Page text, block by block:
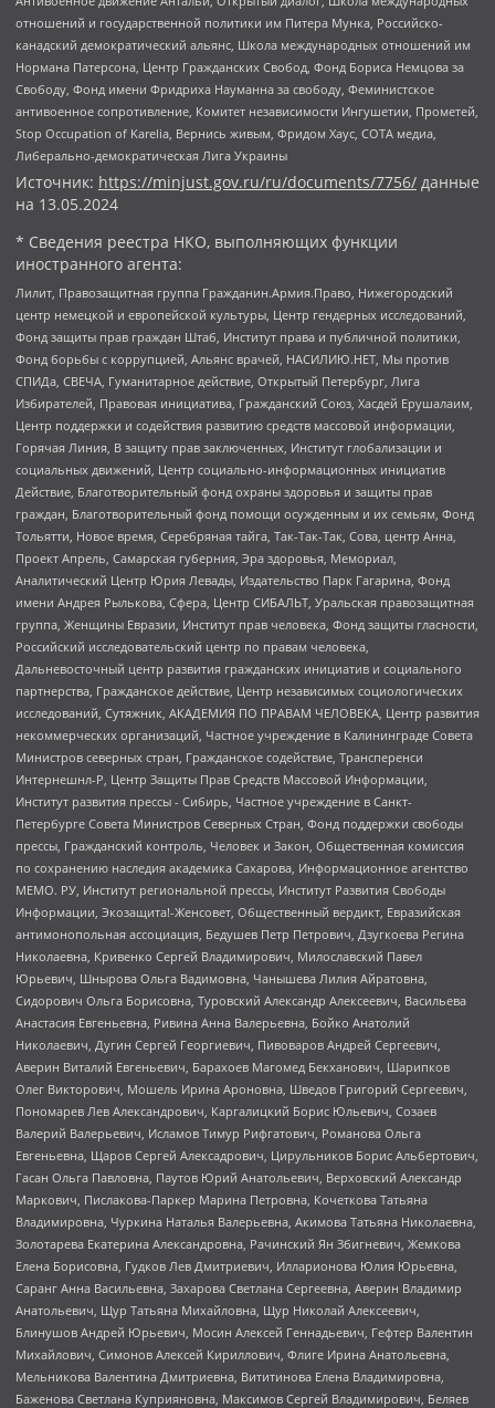
отношений и государственной политики им Питера Мунка, Российско-
канадский демократический альянс, Школа международных отношений им
Нормана Патерсона, Центр Гражданских Свобод, Фонд Бориса Немцова за
Свободу, Фонд имени Фридриха Науманна за свободу, Феминистское
антивоенное сопротивление, Комитет независимости Ингушетии, Прометей,
Stop Occupation of Karelia, Вернись живым, Фридом Хаус, СОТА медиа,
Либерально-демократическая Лига Украины
Источник: https://minjust.gov.ru/ru/documents/7756/ данные
на 13.05.2024
* Сведения реестра НКО, выполняющих функции
иностранного агента:
Лилит, Правозащитная группа Гражданин.Армия.Право, Нижегородский
центр немецкой и европейской культуры, Центр гендерных исследований,
Фонд защиты прав граждан Штаб, Институт права и публичной политики,
Фонд борьбы с коррупцией, Альянс врачей, НАСИЛИЮ.НЕТ, Мы против
СПИДа, СВЕЧА, Гуманитарное действие, Открытый Петербург, Лига
Избирателей, Правовая инициатива, Гражданский Союз, Хасдей Ерушалаим,
Центр поддержки и содействия развитию средств массовой информации,
Горячая Линия, В защиту прав заключенных, Институт глобализации и
социальных движений, Центр социально-информационных инициатив
Действие, Благотворительный фонд охраны здоровья и защиты прав
граждан, Благотворительный фонд помощи осужденным и их семьям, Фонд
Тольятти, Новое время, Серебряная тайга, Так-Так-Так, Сова, центр Анна,
Проект Апрель, Самарская губерния, Эра здоровья, Мемориал,
Аналитический Центр Юрия Левады, Издательство Парк Гагарина, Фонд
имени Андрея Рылькова, Сфера, Центр СИБАЛЬТ, Уральская правозащитная
группа, Женщины Евразии, Институт прав человека, Фонд защиты гласности,
Российский исследовательский центр по правам человека,
Дальневосточный центр развития гражданских инициатив и социального
партнерства, Гражданское действие, Центр независимых социологических
исследований, Сутяжник, АКАДЕМИЯ ПО ПРАВАМ ЧЕЛОВЕКА, Центр развития
некоммерческих организаций, Частное учреждение в Калининграде Совета
Министров северных стран, Гражданское содействие, Трансперенси
Интернешнл-Р, Центр Защиты Прав Средств Массовой Информации,
Институт развития прессы - Сибирь, Частное учреждение в Санкт-
Петербурге Совета Министров Северных Стран, Фонд поддержки свободы
прессы, Гражданский контроль, Человек и Закон, Общественная комиссия
по сохранению наследия академика Сахарова, Информационное агентство
МЕМО. РУ, Институт региональной прессы, Институт Развития Свободы
Информации, Экозащита!-Женсовет, Общественный вердикт, Евразийская
антимонопольная ассоциация, Бедушев Петр Петрович, Дзугкоева Регина
Николаевна, Кривенко Сергей Владимирович, Милославский Павел
Юрьевич, Шнырова Ольга Вадимовна, Чанышева Лилия Айратовна,
Сидорович Ольга Борисовна, Туровский Александр Алексеевич, Васильева
Анастасия Евгеньевна, Ривина Анна Валерьевна, Бойко Анатолий
Николаевич, Дугин Сергей Георгиевич, Пивоваров Андрей Сергеевич,
Аверин Виталий Евгеньевич, Барахоев Магомед Бекханович, Шарипков
Олег Викторович, Мошель Ирина Ароновна, Шведов Григорий Сергеевич,
Пономарев Лев Александрович, Каргалицкий Борис Юльевич, Созаев
Валерий Валерьевич, Исламов Тимур Рифгатович, Романова Ольга
Евгеньевна, Щаров Сергей Алексадрович, Цирульников Борис Альбертович,
Гасан Ольга Павловна, Паутов Юрий Анатольевич, Верховский Александр
Маркович, Пислакова-Паркер Марина Петровна, Кочеткова Татьяна
Владимировна, Чуркина Наталья Валерьевна, Акимова Татьяна Николаевна,
Золотарева Екатерина Александровна, Рачинский Ян Збигневич, Жемкова
Елена Борисовна, Гудков Лев Дмитриевич, Илларионова Юлия Юрьевна,
Саранг Анна Васильевна, Захарова Светлана Сергеевна, Аверин Владимир
Анатольевич, Щур Татьяна Михайловна, Щур Николай Алексеевич,
Блинушов Андрей Юрьевич, Мосин Алексей Геннадьевич, Гефтер Валентин
Михайлович, Симонов Алексей Кириллович, Флиге Ирина Анатольевна,
Мельникова Валентина Дмитриевна, Вититинова Елена Владимировна,
Баженова Светлана Куприяновна, Максимов Сергей Владимирович, Беляев